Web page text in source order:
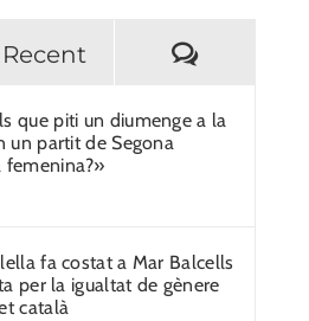
Recent
que piti un diumenge a la
un partit de Segona
femenina?»
fa costat a Mar Balcells
per la igualtat de gènere
català